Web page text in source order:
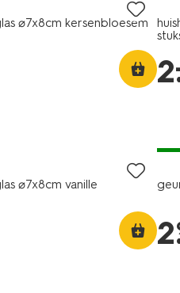
⌀7x8cm kersenbloesem
2
⌀7x8cm vanille
2